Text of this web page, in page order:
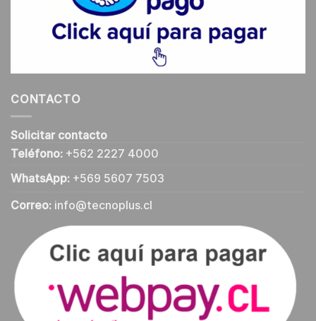
CONTACTO
Solicitar contacto
Teléfono: +562 2227 4000
WhatsApp: +569 5607 7503
Correo: info@tecnoplus.cl